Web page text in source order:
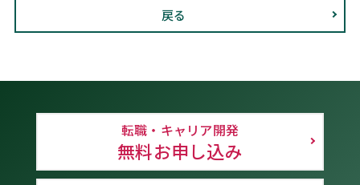
戻る
転職・キャリア開発
無料お申し込み